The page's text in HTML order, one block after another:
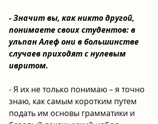
- Значит вы, как никто другой,
понимаете своих студентов: в
ульпан Алеф они в большинстве
случаев приходят с нулевым
ивритом.
- Я их не только понимаю – я точно
знаю, как самым коротким путем
подать им основы грамматики и